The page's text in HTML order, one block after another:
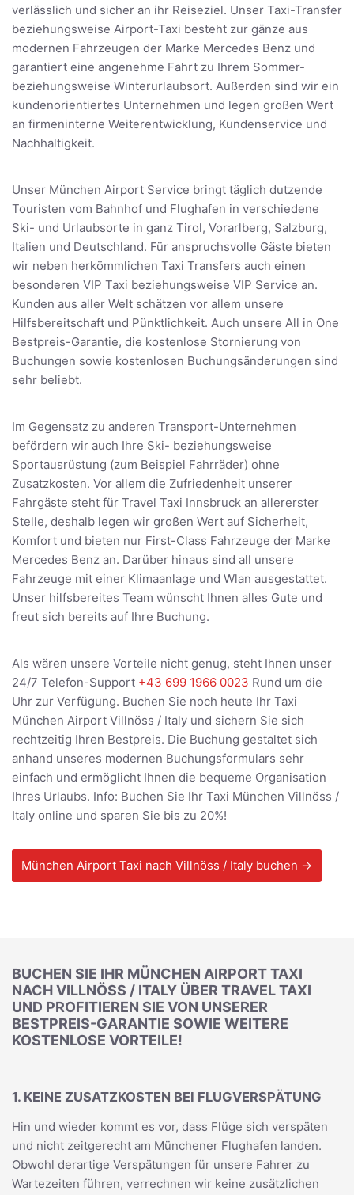
verlässlich und sicher an ihr Reiseziel. Unser Taxi-Transfer
beziehungsweise Airport-Taxi besteht zur gänze aus
modernen Fahrzeugen der Marke Mercedes Benz und
garantiert eine angenehme Fahrt zu Ihrem Sommer-
beziehungsweise Winterurlaubsort. Außerden sind wir ein
kundenorientiertes Unternehmen und legen großen Wert
an firmeninterne Weiterentwicklung, Kundenservice und
Nachhaltigkeit.
Unser München Airport Service bringt täglich dutzende
Touristen vom Bahnhof und Flughafen in verschiedene
Ski- und Urlaubsorte in ganz Tirol, Vorarlberg, Salzburg,
Italien und Deutschland. Für anspruchsvolle Gäste bieten
wir neben herkömmlichen Taxi Transfers auch einen
besonderen VIP Taxi beziehungsweise VIP Service an.
Kunden aus aller Welt schätzen vor allem unsere
Hilfsbereitschaft und Pünktlichkeit. Auch unsere All in One
Bestpreis-Garantie, die kostenlose Stornierung von
Buchungen sowie kostenlosen Buchungsänderungen sind
sehr beliebt.
Im Gegensatz zu anderen Transport-Unternehmen
befördern wir auch Ihre Ski- beziehungsweise
Sportausrüstung (zum Beispiel Fahrräder) ohne
Zusatzkosten. Vor allem die Zufriedenheit unserer
Fahrgäste steht für Travel Taxi Innsbruck an allererster
Stelle, deshalb legen wir großen Wert auf Sicherheit,
Komfort und bieten nur First-Class Fahrzeuge der Marke
Mercedes Benz an. Darüber hinaus sind all unsere
Fahrzeuge mit einer Klimaanlage und Wlan ausgestattet.
Unser hilfsbereites Team wünscht Ihnen alles Gute und
freut sich bereits auf Ihre Buchung.
Als wären unsere Vorteile nicht genug, steht Ihnen unser
24/7 Telefon-Support +43 699 1966 0023 Rund um die
Uhr zur Verfügung. Buchen Sie noch heute Ihr Taxi
München Airport Villnöss / Italy und sichern Sie sich
rechtzeitig Ihren Bestpreis. Die Buchung gestaltet sich
anhand unseres modernen Buchungsformulars sehr
einfach und ermöglicht Ihnen die bequeme Organisation
Ihres Urlaubs. Info: Buchen Sie Ihr Taxi München Villnöss /
Italy online und sparen Sie bis zu 20%!
München Airport Taxi nach Villnöss / Italy buchen →
BUCHEN SIE IHR MÜNCHEN AIRPORT TAXI
NACH VILLNÖSS / ITALY ÜBER TRAVEL TAXI
UND PROFITIEREN SIE VON UNSERER
BESTPREIS-GARANTIE SOWIE WEITERE
KOSTENLOSE VORTEILE!
1. KEINE ZUSATZKOSTEN BEI FLUGVERSPÄTUNG
Hin und wieder kommt es vor, dass Flüge sich verspäten
und nicht zeitgerecht am Münchener Flughafen landen.
Obwohl derartige Verspätungen für unsere Fahrer zu
Wartezeiten führen, verrechnen wir keine zusätzlichen